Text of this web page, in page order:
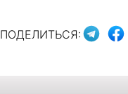
ПОДЕЛИТЬСЯ: